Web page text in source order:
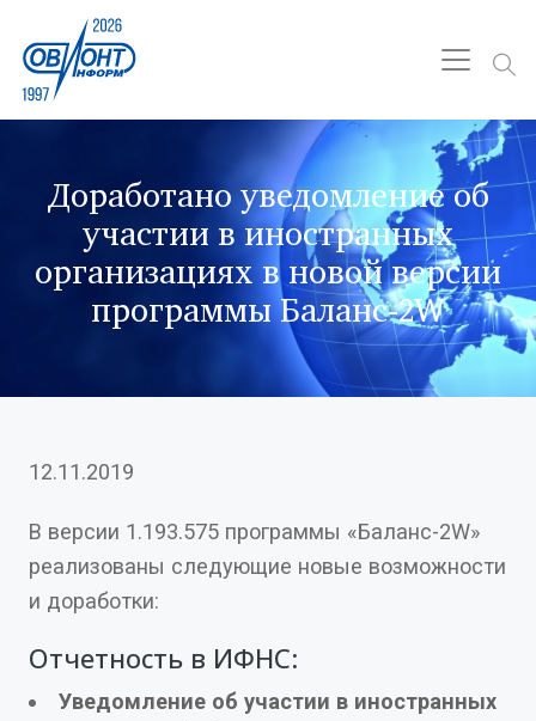
Доработано уведомление об
участии в иностранных
организациях в новой версии
программы Баланс-2W
12.11.2019
В версии 1.193.575 программы «Баланс-2W»
реализованы следующие новые возможности
и доработки:
Отчетность в ИФНС:
Уведомление об участии в иностранных